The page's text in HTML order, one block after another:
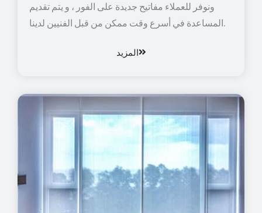
ونوفر للعملاء مفاتيح جديدة على الفور ، و يتم تقديم
المساعدة في أسرع وقت ممكن من قبل الفنيين لدينا.
المزيد